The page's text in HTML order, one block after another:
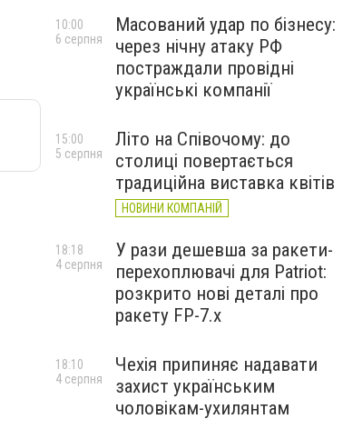
Масований удар по бізнесу:
через нічну атаку РФ
постраждали провідні
українські компанії
10:00
6 серпня
Літо на Співочому: до
столиці повертається
традиційна виставка квітів
НОВИНИ КОМПАНІЙ
15:00
5 серпня
У рази дешевша за ракети-
перехоплювачі для Patriot:
розкрито нові деталі про
ракету FP-7.x
18:18
4 серпня
Чехія припиняє надавати
захист українським
чоловікам-ухилянтам
18:10
4 серпня